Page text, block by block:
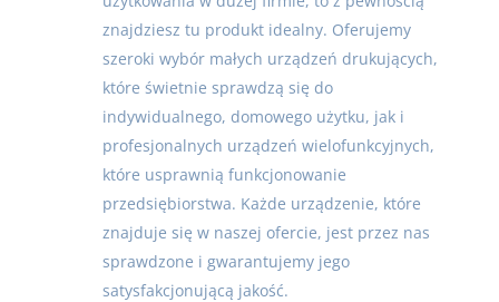
znajdziesz tu produkt idealny. Oferujemy
szeroki wybór małych urządzeń drukujących,
które świetnie sprawdzą się do
indywidualnego, domowego użytku, jak i
profesjonalnych urządzeń wielofunkcyjnych,
które usprawnią funkcjonowanie
przedsiębiorstwa. Każde urządzenie, które
znajduje się w naszej ofercie, jest przez nas
sprawdzone i gwarantujemy jego
satysfakcjonującą jakość.